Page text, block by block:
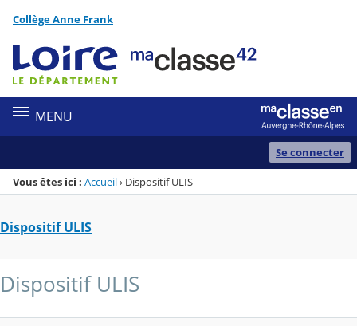
Menu de la rubrique
Contenu
Collège Anne Frank
MENU
Se connecter
Vous êtes ici : Accueil› Dispositif ULIS
Dispositif ULIS
Dispositif ULIS